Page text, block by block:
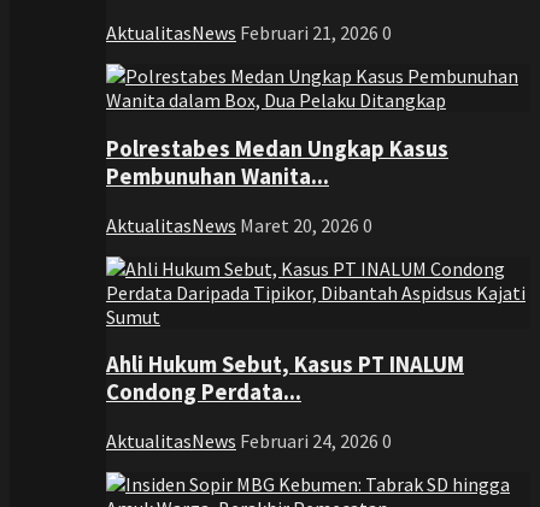
AktualitasNews Februari 21, 2026 0
Polrestabes Medan Ungkap Kasus
Pembunuhan Wanita...
AktualitasNews Maret 20, 2026 0
Ahli Hukum Sebut, Kasus PT INALUM
Condong Perdata...
AktualitasNews Februari 24, 2026 0